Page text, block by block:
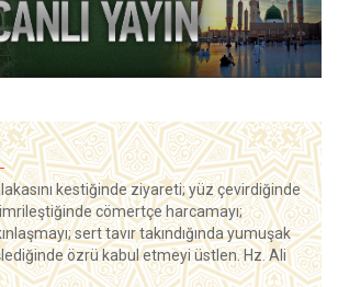
kestiğinde ziyareti; yüz çevirdiğinde
cömertçe harcamayı;
sert tavır takındığında yumuşak
özrü kabul etmeyi üstlen. Hz. Ali